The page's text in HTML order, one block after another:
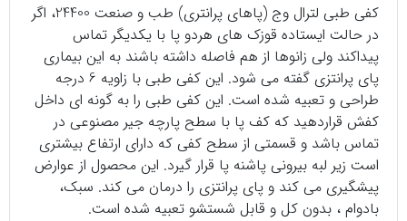
کفی طبی لترال وج (پاهای پرانتری) طب و صنعت 24400، اگر
در حالت ایستاده قوزک های هردو پا با یکدیگر تماس
پیداکند ولی زانوها از هم فاصله داشته باشند به این بیماری
پای پرانتزی گفته می شود. این کفی طبی با زاویه 6 درجه
طراحی و تعبیه شده است. این کفی طبی را به گونه ای داخل
کفش قراردهید که کف پا با سطح پارچه جیر مصنوعی در
تماس باشد و قسمتی از سطح کفی که دارای ارتفاع بیشتری
است زیر لبه بیرونی پاشنه پا قرار گیرد. این محصول از عوارض
پیشگیری می کند و پای پرانتزی را درمان می کند. سبک،
بادوام ، بدون کل و قابل شستشو تعبیه شده است.